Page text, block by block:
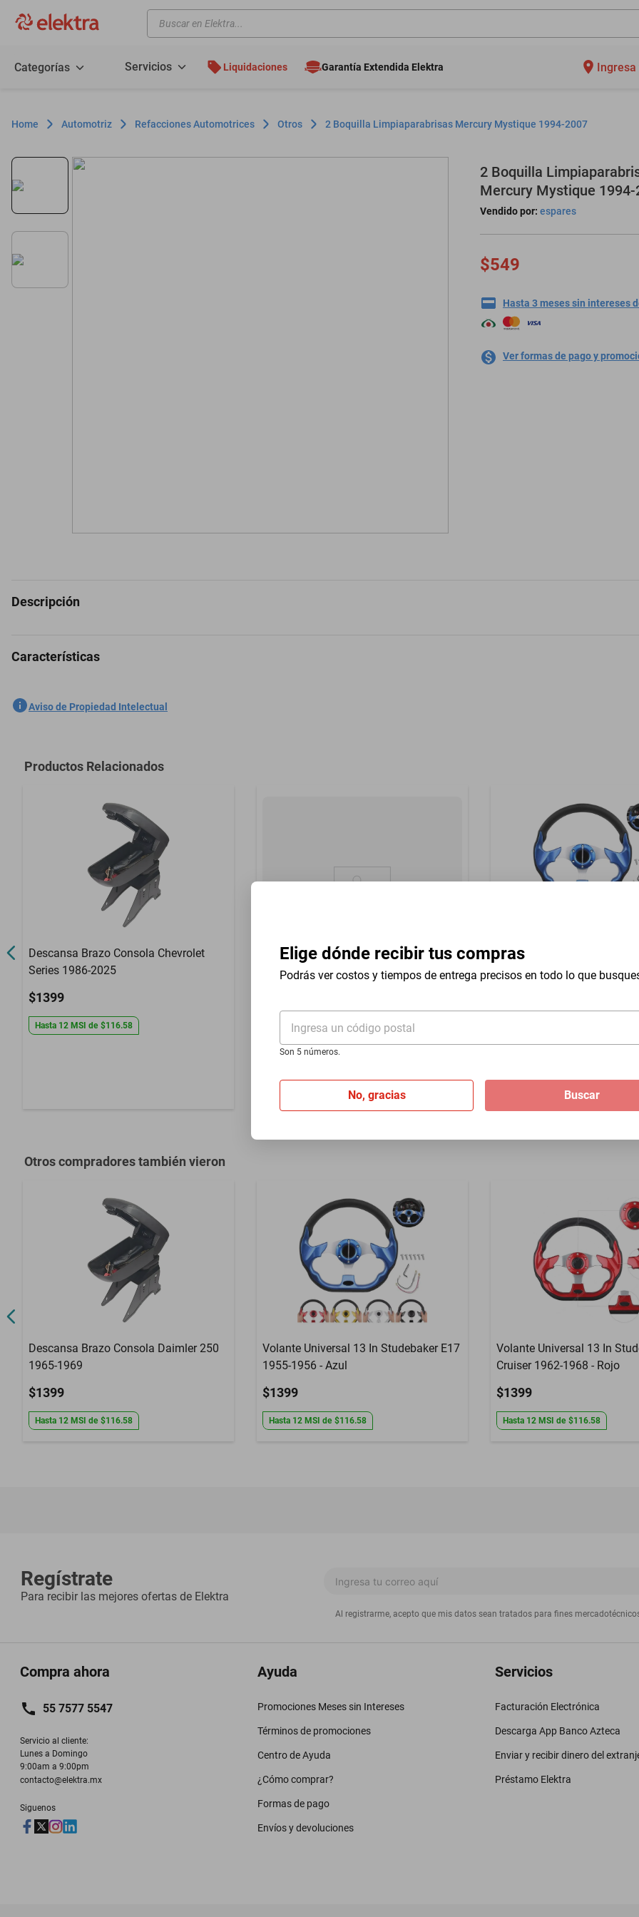
Buscar en Elektra...
Categorías Servicios Liquidaciones Garantía Extendida Elektra Ingresa
Elige dónde recibir tus compras
Podrás ver costos y tiempos de entrega precisos en todo lo que
Ingresa un código postal
Son 5 números.
No, gracias Buscar
Automotriz Refacciones Automotrices Otros 2 Boquilla Limpiaparabrisas Mercury Mystique 1994-2007
2 Boquilla
Mercury Mystique 1994-
Vendido por: espares
$549
Hasta 3 meses sin intereses
Ver formas de pago y
Descripción
2 Boquilla Limpiaparabrisas Mercury Mystique 1994-2007
Características
SKU
Modelo
Aviso de Propiedad Intelectual
Productos Relacionados
Descansa Brazo Consola Chevrolet
Series 1986-2025
$1399
Hasta 12 MSI de $116.58
Descansa Brazo Consola Aston Martin
Db 1957-1959
$116.58
Volante Universal 13 In Ram
1500 2014-2026 - Azul
Otros compradores también vieron
Descansa Brazo Consola Daimler 250
1965-1969
$1399
Hasta 12 MSI de $116.58
Volante Universal 13 In Studebaker E17
1955-1956 - Azul
$1399
Hasta 12 MSI de $116.58
Volante Universal 13 In
Cruiser 1962-1968 - Rojo
$1399
Hasta 12 MSI de $116.58
Regístrate
Para recibir las mejores ofertas de Elektra
Al registrarme, acepto que mis datos sean tratados para fines
Compra ahora
55 7577 5547
Servicio al cliente:
Lunes a Domingo
9:00am a 9:00pm
contacto@elektra.mx
Siguenos
Ayuda
Promociones Meses sin Intereses
Términos de promociones
Centro de Ayuda
¿Cómo comprar?
Formas de pago
Envíos y devoluciones
Servicios
Facturación Electrónica
Descarga App Banco Azteca
Enviar y recibir dinero del
Préstamo Elektra
motos